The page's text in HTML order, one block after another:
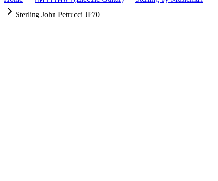
Sterling John Petrucci JP70